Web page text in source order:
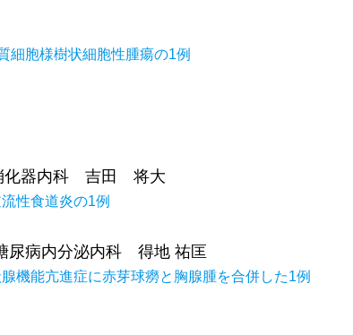
細胞様樹状細胞性腫瘍の1例
化器内科 吉田 将大
性食道炎の1例
尿病内分泌内科 得地 祐匡
機能亢進症に赤芽球癆と胸腺腫を合併した1例